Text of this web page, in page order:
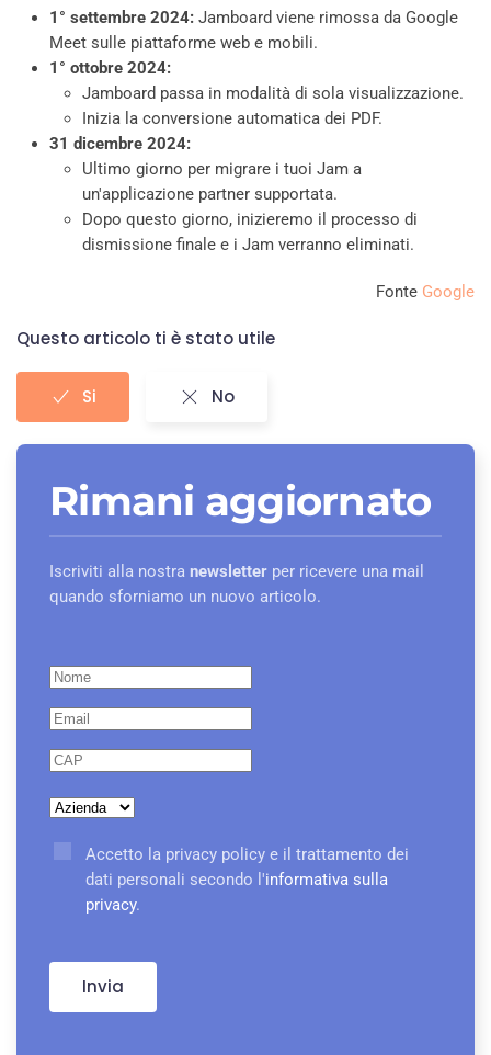
1° settembre 2024: Jamboard viene rimossa da Google
Meet sulle piattaforme web e mobili.
1° ottobre 2024:
Jamboard passa in modalità di sola visualizzazione.
Inizia la conversione automatica dei PDF.
31 dicembre 2024:
Ultimo giorno per migrare i tuoi Jam a
un'applicazione partner supportata.
Dopo questo giorno, inizieremo il processo di
dismissione finale e i Jam verranno eliminati.
Fonte Google
Questo articolo ti è stato utile
Si No
Rimani aggiornato
Iscriviti alla nostra newsletter per ricevere una mail
quando sforniamo un nuovo articolo.
Accetto la privacy policy e il trattamento dei
dati personali secondo l'informativa sulla
privacy.
Invia